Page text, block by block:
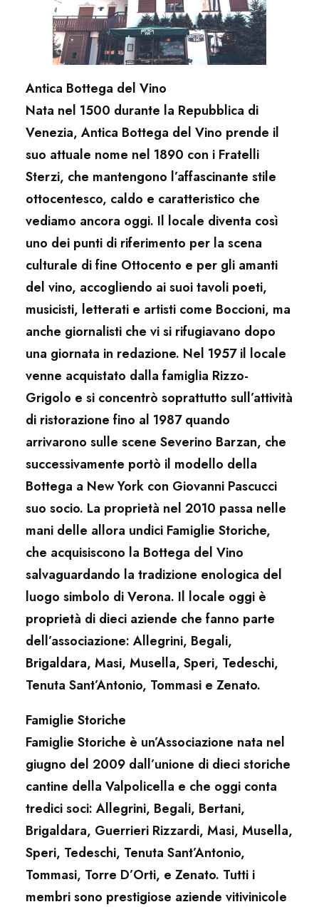
Antica Bottega del Vino
Nata nel 1500 durante la Repubblica di
Venezia, Antica Bottega del Vino prende il
suo attuale nome nel 1890 con i Fratelli
Sterzi, che mantengono l’affascinante stile
ottocentesco, caldo e caratteristico che
vediamo ancora oggi. Il locale diventa così
uno dei punti di riferimento per la scena
culturale di fine Ottocento e per gli amanti
del vino, accogliendo ai suoi tavoli poeti,
musicisti, letterati e artisti come Boccioni, ma
anche giornalisti che vi si rifugiavano dopo
una giornata in redazione. Nel 1957 il locale
venne acquistato dalla famiglia Rizzo-
Grigolo e si concentrò soprattutto sull’attività
di ristorazione fino al 1987 quando
arrivarono sulle scene Severino Barzan, che
successivamente portò il modello della
Bottega a New York con Giovanni Pascucci
suo socio. La proprietà nel 2010 passa nelle
mani delle allora undici Famiglie Storiche,
che acquisiscono la Bottega del Vino
salvaguardando la tradizione enologica del
luogo simbolo di Verona. Il locale oggi è
proprietà di dieci aziende che fanno parte
dell’associazione: Allegrini, Begali,
Brigaldara, Masi, Musella, Speri, Tedeschi,
Tenuta Sant’Antonio, Tommasi e Zenato.
Famiglie Storiche
Famiglie Storiche è un’Associazione nata nel
giugno del 2009 dall’unione di dieci storiche
cantine della Valpolicella e che oggi conta
tredici soci: Allegrini, Begali, Bertani,
Brigaldara, Guerrieri Rizzardi, Masi, Musella,
Speri, Tedeschi, Tenuta Sant’Antonio,
Tommasi, Torre D’Orti, e Zenato. Tutti i
membri sono prestigiose aziende vitivinicole